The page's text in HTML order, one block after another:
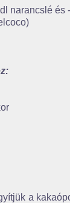
narancslé és
a